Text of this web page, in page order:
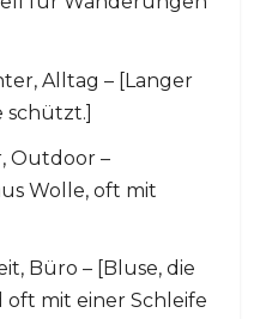
Alltag – [Langer
schützt.]
Outdoor –
Wolle, oft mit
Büro – [Bluse, die
mit einer Schleife